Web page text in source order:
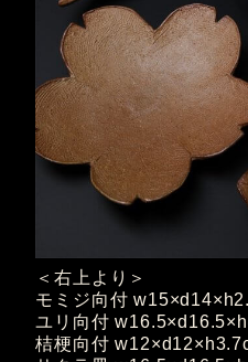
＜右上より＞
モミジ向付
ユリ向付
桔梗向付